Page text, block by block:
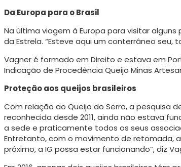
Da Europa para o Brasil
Na última viagem à Europa para visitar
da Estrela. “Esteve aqui um conterrâneo
Vagner é formado em Direito e estava em
Indicação de Procedência Queijo Minas
Proteção aos queijos brasileiros
Com relação ao Queijo do Serro, a pesquisa
reconhecida desde 2011, ainda não estava
a sede e praticamente todos os seus
Entretanto, com o movimento de reto­mada,
próximo, a IG possa estar funcionando”, diz